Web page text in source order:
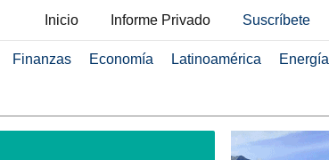
Inicio Informe Privado Suscríbete
Finanzas Economía Latinoamérica Energía